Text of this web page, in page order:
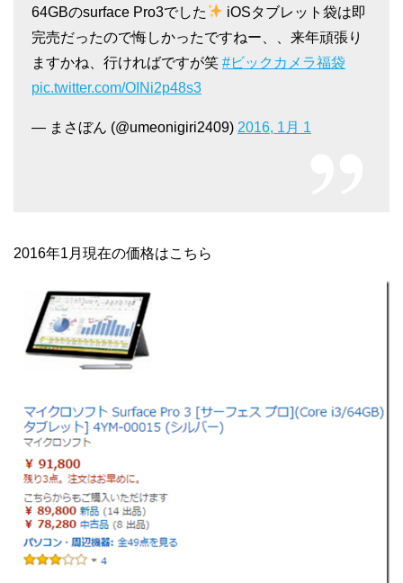
64GBのsurface Pro3でした
iOSタブレット袋は即
完売だったので悔しかったですねー、、来年頑張り
ますかね、行ければですが笑 #ビックカメラ福袋
pic.twitter.com/OINi2p48s3
— まさぼん (@umeonigiri2409) 2016, 1月 1
2016年1月現在の価格はこちら